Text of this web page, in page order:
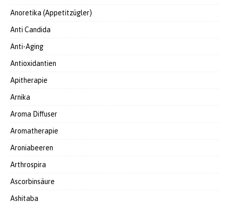
Anoretika (Appetitzügler)
Anti Candida
Anti-Aging
Antioxidantien
Apitherapie
Arnika
Aroma Diffuser
Aromatherapie
Aroniabeeren
Arthrospira
Ascorbinsäure
Ashitaba